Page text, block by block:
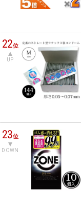
22位
UP
23位
DOWN